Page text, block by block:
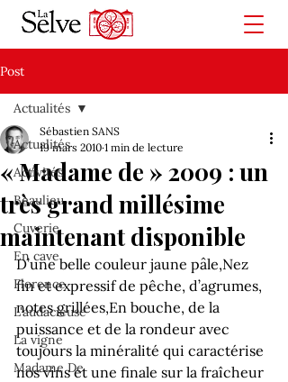
Post
Actualités
Activités
Beaulieu
Cuverie
En cave
Florence
L'audacieuse
La vigne
Madame De
Actualités
« Madame de » 2009 : un
très grand millésime
maintenant disponible
Sébastien SANS
19 mars 2010 1 min de lecture
D’une belle couleur jaune pâle,Nez
fin et expressif de pêche, d’agrumes,
notes grillées,En bouche, de la
puissance et de la rondeur avec
toujours la minéralité qui caractérise
nos vins et une finale sur la fraîcheur